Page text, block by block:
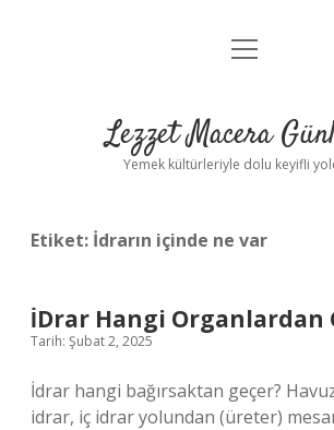
Anasayfa
Yasal Uyarı
menüyü
Lezzet Macera
Yemek kültürleriyle dolu keyifli
Etiket: İdrarın içinde ne var
İDrar Hangi Organlardan
Tarih: Şubat 2, 2025
İdrar hangi bağırsaktan geçer?
idrar, iç idrar yolundan (üreter)